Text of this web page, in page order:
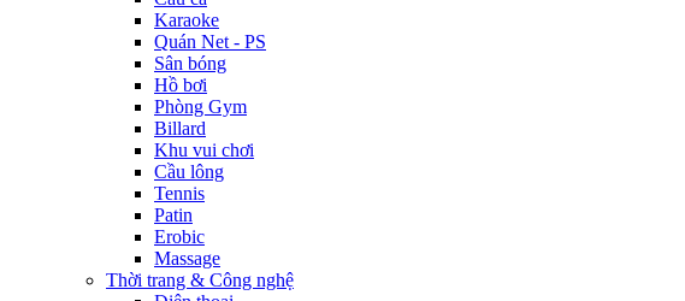
Karaoke
Quán Net - PS
Sân bóng
Hồ bơi
Phòng Gym
Billard
Khu vui chơi
Cầu lông
Tennis
Patin
Erobic
Massage
Thời trang & Công nghệ